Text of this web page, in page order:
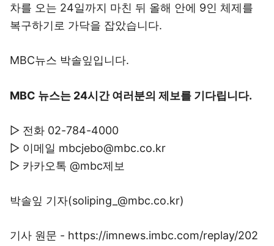
차를 오는 24일까지 마친 뒤 올해 안에 9인 체제를
복구하기로 가닥을 잡았습니다.
MBC뉴스 박솔잎입니다.
MBC 뉴스는 24시간 여러분의 제보를 기다립니다.
▷ 전화 02-784-4000
▷ 이메일 mbcjebo@mbc.co.kr
▷ 카카오톡 @mbc제보
박솔잎 기자(soliping_@mbc.co.kr)
기사 원문 - https://imnews.imbc.com/replay/202